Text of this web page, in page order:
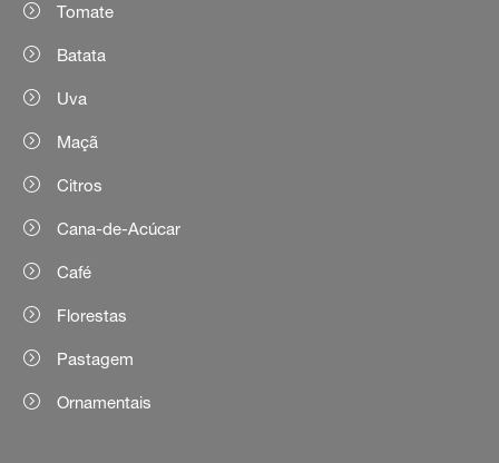
Tomate
Batata
Uva
Maçã
Citros
Cana-de-Acúcar
Café
Florestas
Pastagem
Ornamentais